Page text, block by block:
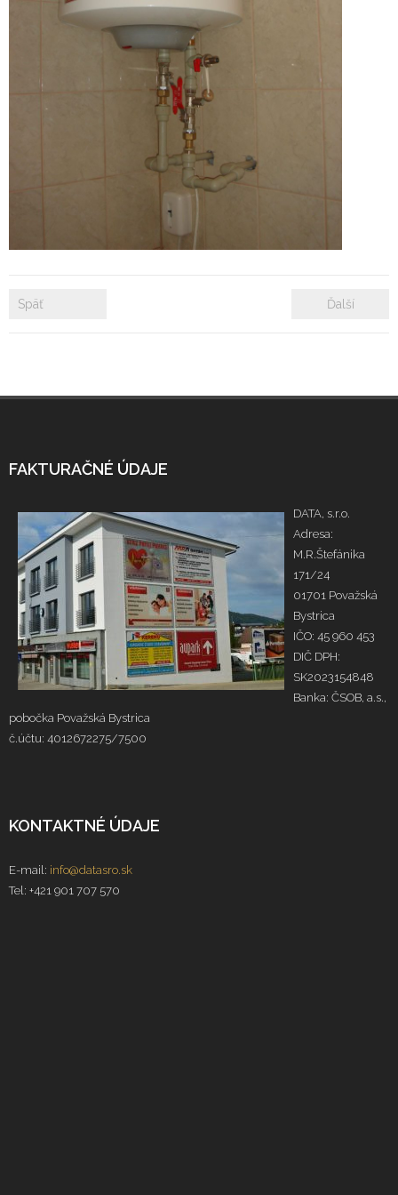
- Zámkové dlažby
- Rekonštrukcie bytových a nebytových priestorov
- Plastové okná a dvere
Prenájom bytových a kancelárskych priestorov
Späť Ďalší
FAKTURAČNÉ ÚDAJE
DATA, s.r.o.
Adresa:
M.R.Štefánika
171/24
01701 Považská
Bystrica
IČO: 45 960 453
DIČ DPH:
SK2023154848
Banka: ČSOB, a.s.,
pobočka Považská Bystrica
č.účtu: 4012672275/7500
KONTAKTNÉ ÚDAJE
E-mail: info@datasro.sk
Tel: +421 901 707 570